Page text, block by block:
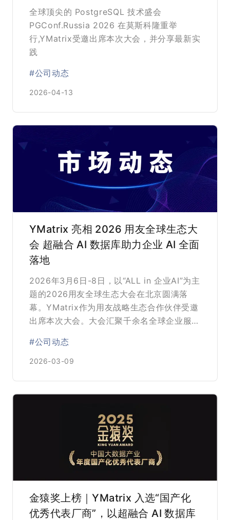
架构
全球顶尖的 PostgreSQL 技术盛会
PGConf.Russia 2026 在莫斯科隆重举
行,YMatrix受邀出席本次大会，并分享最新实
践
#公司动态
2026-04-13
YMatrix 亮相 2026 用友全球生态大
会 超融合 AI 数据库助力企业 AI 全面
落地
2026年3月6日-8日，以“ALL in 企业AI”为主
题的2026用友全球生态大会在北京圆满落
幕。YMatrix作为用友战略生态合作伙伴受邀
出席本次大会。大会汇聚千余名全球企业服务
户代表，以企业AI落地为核心锚点，深度解读
用友BIP企业AI战略落地路径，共探产业智能
#公司动态
2026-03-09
金猿奖上榜｜YMatrix 入选“国产化
优秀代表厂商”，以超融合 AI 数据库